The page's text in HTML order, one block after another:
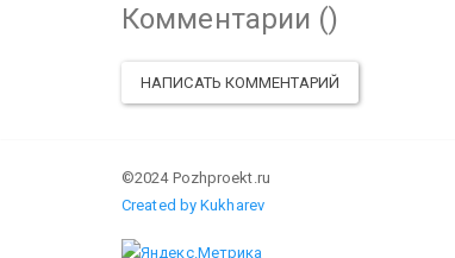
Комментарии ()
НАПИСАТЬ КОММЕНТАРИЙ
©2024 Pozhproekt.ru
Created by Kukharev